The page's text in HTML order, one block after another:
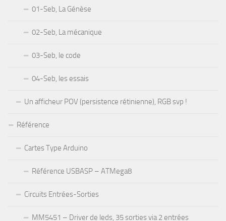
01-Seb, La Génèse
02-Seb, La mécanique
03-Seb, le code
04-Seb, les essais
Un afficheur POV (persistence rétinienne), RGB svp !
Référence
Cartes Type Arduino
Référence USBASP – ATMega8
Circuits Entrées-Sorties
MM5451 – Driver de leds, 35 sorties via 2 entrées